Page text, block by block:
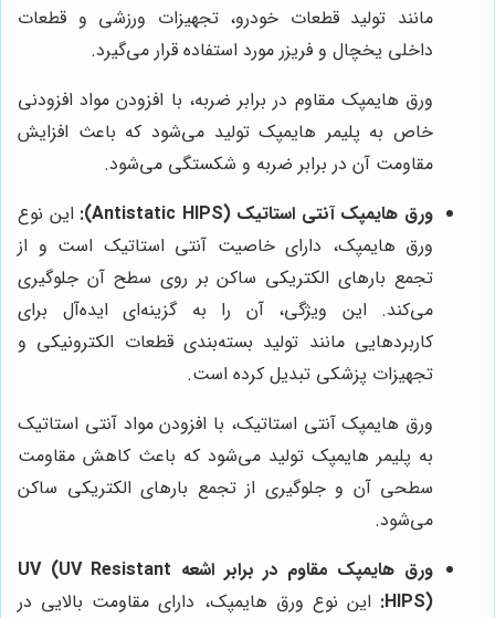
مانند تولید قطعات خودرو، تجهیزات ورزشی و قطعات
داخلی یخچال و فریزر مورد استفاده قرار می‌گیرد.
ورق هایمپک مقاوم در برابر ضربه، با افزودن مواد افزودنی
خاص به پلیمر هایمپک تولید می‌شود که باعث افزایش
مقاومت آن در برابر ضربه و شکستگی می‌شود.
ورق هایمپک آنتی استاتیک (Antistatic HIPS):
این نوع
ورق هایمپک، دارای خاصیت آنتی استاتیک است و از
تجمع بارهای الکتریکی ساکن بر روی سطح آن جلوگیری
می‌کند. این ویژگی، آن را به گزینه‌ای ایده‌آل برای
کاربردهایی مانند تولید بسته‌بندی قطعات الکترونیکی و
تجهیزات پزشکی تبدیل کرده است.
ورق هایمپک آنتی استاتیک، با افزودن مواد آنتی استاتیک
به پلیمر هایمپک تولید می‌شود که باعث کاهش مقاومت
سطحی آن و جلوگیری از تجمع بارهای الکتریکی ساکن
می‌شود.
ورق هایمپک مقاوم در برابر اشعه UV (UV Resistant
HIPS): این نوع ورق هایمپک، دارای مقاومت بالایی در